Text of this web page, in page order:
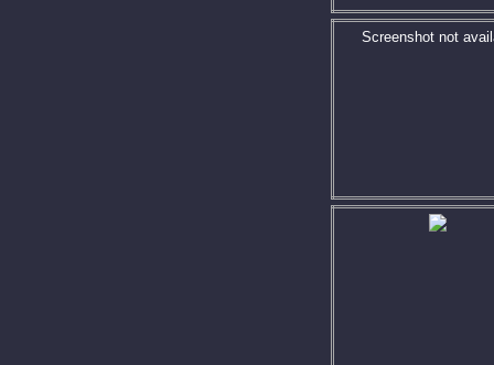
Screenshot not